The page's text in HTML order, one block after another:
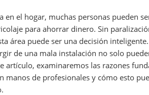
en el hogar, muchas personas pueden
para ahorrar dinero. Sin
área puede ser una decisión
de una mala instalación no solo
artículo, examinaremos las razones
manos de profesionales y cómo esto